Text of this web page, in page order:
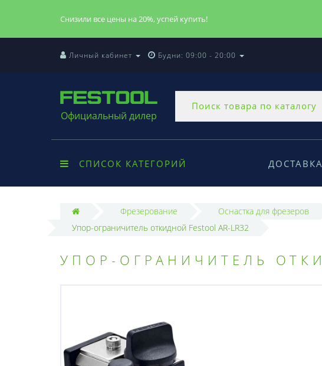
Снизили все цены на 20%, успей купить!
Личный кабинет Будни: 09:00 - 20:00
Официальный дилер
СПИСОК КАТЕГОРИЙ ДОСТАВКА
Фрезерование Оснастка для фрезеров
Упор-ограничитель откидной Festool AR-LR32
УПОР-ОГРАНИЧИТЕЛЬ